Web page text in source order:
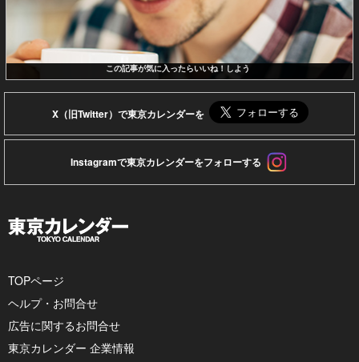
この記事が気に入ったらいいね！しよう
X（旧Twitter）で東京カレンダーを
Instagramで東京カレンダーをフォローする
TOPページ
ヘルプ・お問合せ
広告に関するお問合せ
東京カレンダー 企業情報